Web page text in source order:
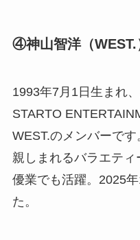
④神山智洋（WEST.
1993年7月1日生まれ
STARTO
WEST.のメンバーで
親しまれるバラエテ
優業でも活躍。2025
た。